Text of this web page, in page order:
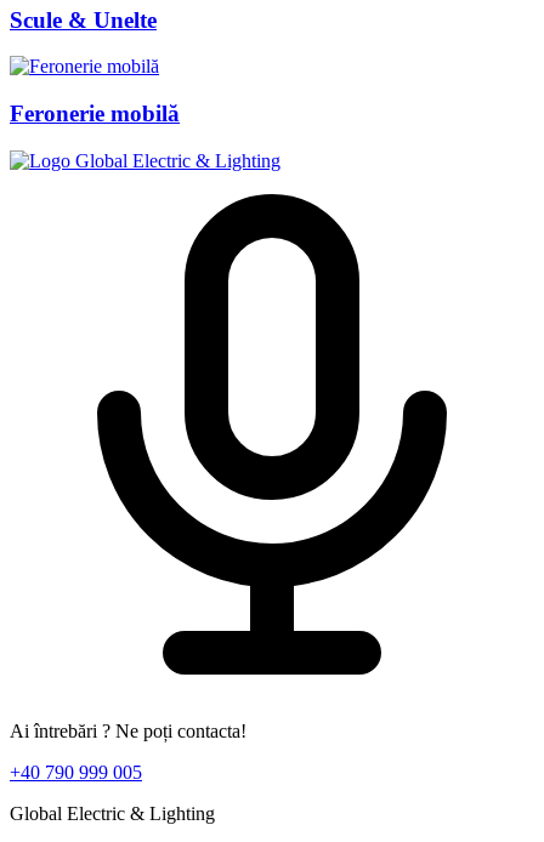
Scule & Unelte
Feronerie mobilă
Ai întrebări ? Ne poți contacta!
+40 790 999 005
Global Electric & Lighting